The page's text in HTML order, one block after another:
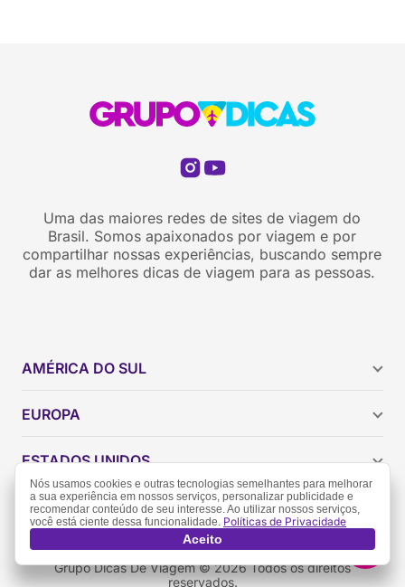
Uma das maiores redes de sites de viagem do
Brasil. Somos apaixonados por viagem e por
compartilhar nossas experiências, buscando sempre
dar as melhores dicas de viagem para as pessoas.
AMÉRICA DO SUL
Brasil
Peru
Uruguai
EUROPA
ESTADOS UNIDOS
Califórnia
Flórida
Nova York
Grupo Dicas De Viagem © 2026 Todos os direitos
reservados.
Política de Privacidade
Nós usamos cookies e outras tecnologias semelhantes para melhorar
a sua experiência em nossos serviços, personalizar publicidade e
recomendar conteúdo de seu interesse. Ao utilizar nossos serviços,
você está ciente dessa funcionalidade. Políticas de Privacidade
Aceito